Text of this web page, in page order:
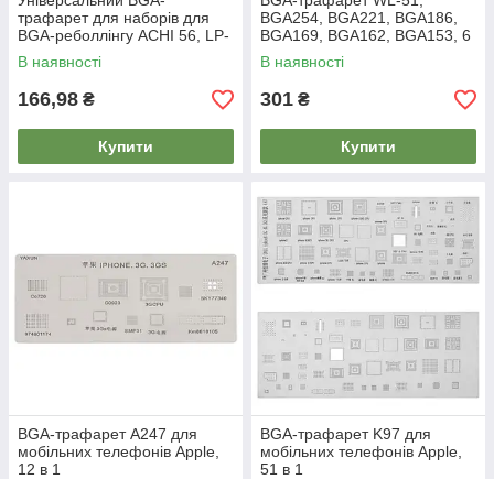
трафарет для наборів для
BGA-реболлінгу ACHI 56, LP-
37; стола для BGA-
трафаретів ACHI
В наявності
166,98 ₴
Купити
BGA254, BGA221, BGA186,
BGA169, BGA162, BGA153, 6
in 1
В наявності
301 ₴
Купити
BGA-трафарет A247 для
мобільних телефонів Apple,
12 в 1
BGA-трафарет K97 для
мобільних телефонів Apple,
51 в 1